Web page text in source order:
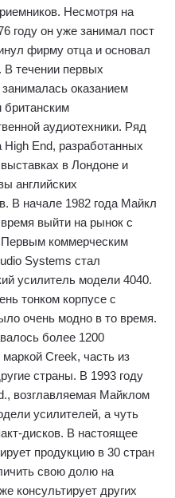
Несмотря на
году он уже занимал пост
фирму отца и основал
течении первых
оказанием
британским
аудиотехники. Ряд
High End, разработанных
в Лондоне и
английских
В начале 1982 года Майкл
выйти на рынок с
Первым коммерческим
Systems стал
усилитель модели 4040.
тонком корпусе с
очень модно в то время.
более 1200
Creek, часть из
страны. В 1993 году
возглавляемая Майклом
усилителей, а чуть
дисков. В настоящее
продукцию в 30 стран
свою долю на
консультирует других